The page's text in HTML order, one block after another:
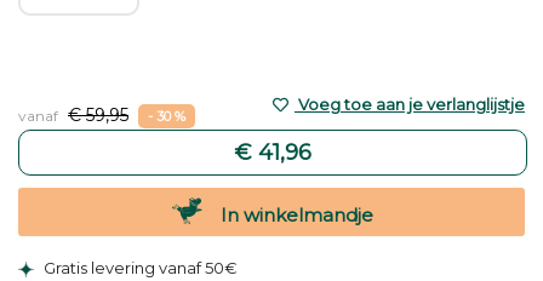
vanaf € 59,95 - 30 %
€ 41,96
Voeg toe aan je verlanglijstje
In winkelmandje
Gratis levering vanaf 50€